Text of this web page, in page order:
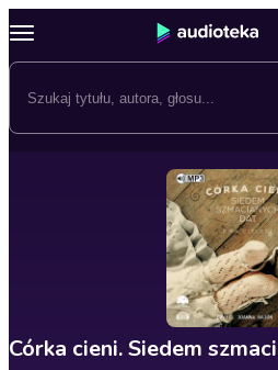
Córka cieni. Siedem